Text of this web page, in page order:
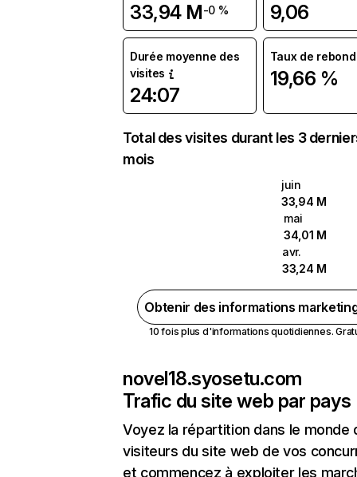
33,94 M-0 % 9,06
Durée moyenne des
visites
24:07
Taux de rebond
19,66 %
Total des visites durant les 3
mois
juin
33,94 M
mai
34,01 M
avr.
33,24 M
Obtenir des informations
10 fois plus d'informations quotidiennes.
novel18.syosetu.com
Trafic du site web par pays
Voyez la répartition dans le monde
visiteurs du site web de vos
et commencez à exploiter les